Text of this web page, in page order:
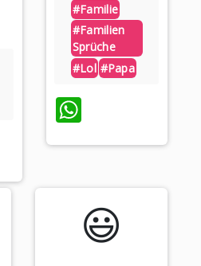
#familie
#familien
Sprüche
#lol #papa
😃️